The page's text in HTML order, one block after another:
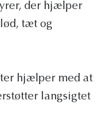
der hjælper
tæt og
hjælper med at
langsigtet